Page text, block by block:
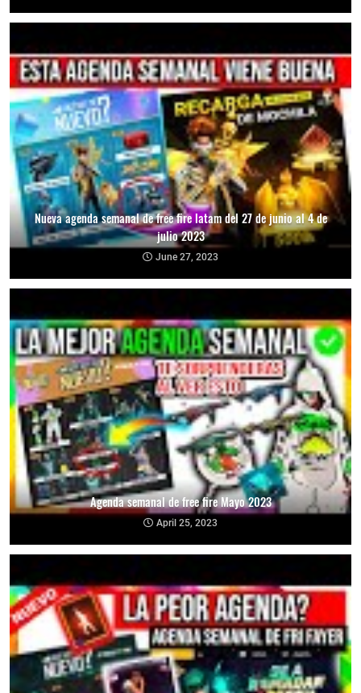
Nueva agenda semanal de free fire latam del 27 de junio al 4 de
julio 2023
June 27, 2023
Agenda semanal de free fire Mayo 2023
April 25, 2023